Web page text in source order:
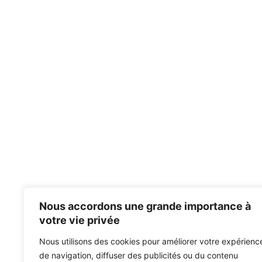
Nous accordons une grande importance à
votre vie privée
Nous utilisons des cookies pour améliorer votre
de navigation, diffuser des publicités ou du contenu